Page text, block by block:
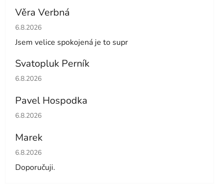
Věra Verbná
Hodnocení obchodu je 5 z 5 hvězdiček.
6.8.2026
Jsem velice spokojená je to supr
Svatopluk Perník
Hodnocení obchodu je 5 z 5 hvězdiček.
6.8.2026
Pavel Hospodka
Hodnocení obchodu je 5 z 5 hvězdiček.
6.8.2026
Marek
Hodnocení obchodu je 4 z 5 hvězdiček.
6.8.2026
Doporučuji.